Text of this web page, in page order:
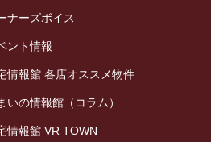
ナーズボイス
ント情報
情報館 各店オススメ物件
いの情報館（コラム）
情報館 VR TOWN